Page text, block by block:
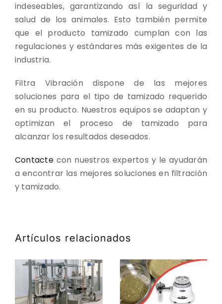
indeseables, garantizando así la seguridad y
salud de los animales. Esto también permite
que el producto tamizado cumplan con las
regulaciones y estándares más exigentes de la
industria.
Filtra Vibración dispone de las mejores
soluciones para el tipo de tamizado requerido
en su producto. Nuestros equipos se adaptan y
optimizan el proceso de tamizado para
alcanzar los resultados deseados.
Contactecon nuestros expertos y le ayudarán
a encontrar las mejores soluciones en filtración
y tamizado.
Artículos relacionados